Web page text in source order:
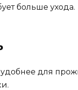
больше ухода.
для